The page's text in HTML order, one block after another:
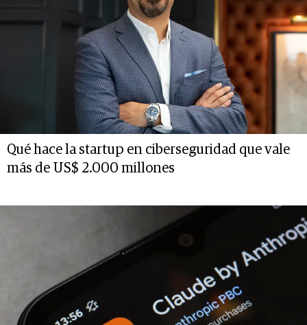
Qué hace la startup en ciberseguridad que vale
más de US$ 2.000 millones